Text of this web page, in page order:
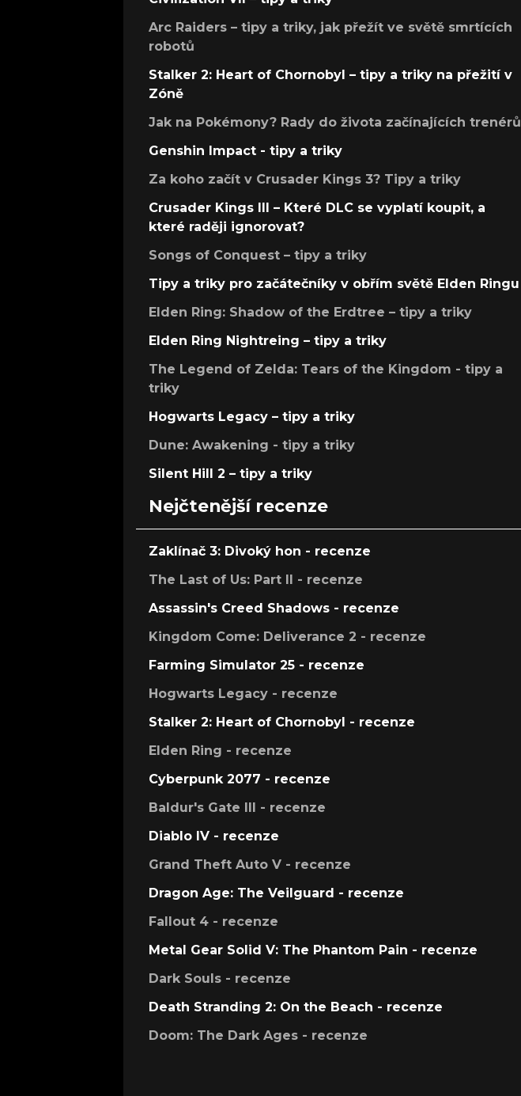
Arc Raiders – tipy a triky, jak přežít ve světě smrtících
robotů
Stalker 2: Heart of Chornobyl – tipy a triky na přežití v
Zóně
Jak na Pokémony? Rady do života začínajících trenérů
Genshin Impact - tipy a triky
Za koho začít v Crusader Kings 3? Tipy a triky
Crusader Kings III – Které DLC se vyplatí koupit, a
které raději ignorovat?
Songs of Conquest – tipy a triky
Tipy a triky pro začátečníky v obřím světě Elden Ringu
Elden Ring: Shadow of the Erdtree – tipy a triky
Elden Ring Nightreing – tipy a triky
The Legend of Zelda: Tears of the Kingdom - tipy a
triky
Hogwarts Legacy – tipy a triky
Dune: Awakening - tipy a triky
Silent Hill 2 – tipy a triky
Nejčtenější recenze
Zaklínač 3: Divoký hon - recenze
The Last of Us: Part II - recenze
Assassin's Creed Shadows - recenze
Kingdom Come: Deliverance 2 - recenze
Farming Simulator 25 - recenze
Hogwarts Legacy - recenze
Stalker 2: Heart of Chornobyl - recenze
Elden Ring - recenze
Cyberpunk 2077 - recenze
Baldur's Gate III - recenze
Diablo IV - recenze
Grand Theft Auto V - recenze
Dragon Age: The Veilguard - recenze
Fallout 4 - recenze
Metal Gear Solid V: The Phantom Pain - recenze
Dark Souls - recenze
Death Stranding 2: On the Beach - recenze
Doom: The Dark Ages - recenze